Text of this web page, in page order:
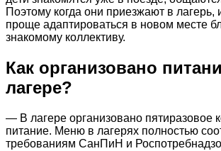
Поэтому когда они приезжают в лагерь,
проще адаптироваться в новом месте
знакомому коллективу.
Как организовано
лагере?
— В лагере организовано пятиразовое
питание. Меню в лагерях полностью
требованиям СанПиН и